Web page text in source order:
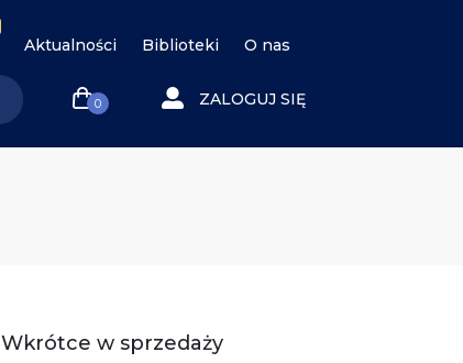
Aktualności Biblioteki O nas
0 ZALOGUJ SIĘ
Wkrótce w sprzedaży